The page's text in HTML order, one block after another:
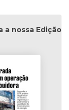
a nossa Edição